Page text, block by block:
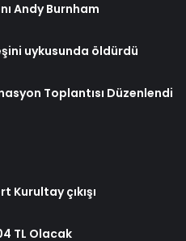
Andy Burnham
uykusunda öldürdü
Toplantısı Düzenlendi
Kurultay çıkışı
TL Olacak